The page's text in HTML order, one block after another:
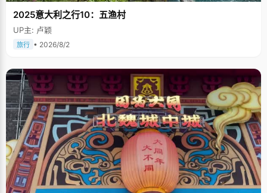
2025意大利之行10：五渔村
UP主: 卢颖
旅行 • 2026/8/2